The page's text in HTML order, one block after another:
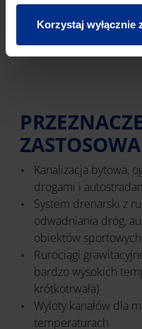
Korzystaj wyłącznie
Kanalizacja bytowa,
drogami i
System drenarski z
odwadniania dróg,
obiektów
Rurociągi
bardzo wysokich
krótkotrwała)
Wyloty kanałów dla
temperaturach